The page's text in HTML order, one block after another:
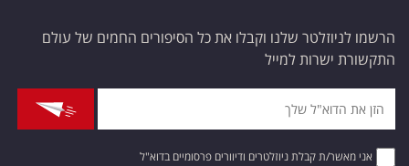
הרשמו לניוזלטר שלנו וקבלו את כל הסיפורים החמים של עולם
התקשורת ישרות למייל
אני מאשר/ת קבלת ניוזלטרים ודיוורים פרסומיים בדוא"ל